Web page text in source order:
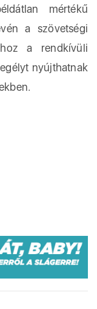
mértékű
a szövetségi
a rendkívüli
nyújthatnak